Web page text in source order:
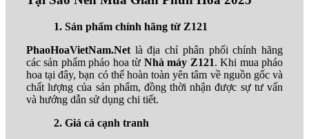
1. Sản phẩm chính hãng từ Z121
PhaoHoaVietNam.Net là địa chỉ phân phối chính hãng
các sản phẩm pháo hoa từ Nhà máy Z121. Khi mua pháo
hoa tại đây, bạn có thể hoàn toàn yên tâm về nguồn gốc và
chất lượng của sản phẩm, đồng thời nhận được sự tư vấn
và hướng dẫn sử dụng chi tiết.
2. Giá cả cạnh tranh